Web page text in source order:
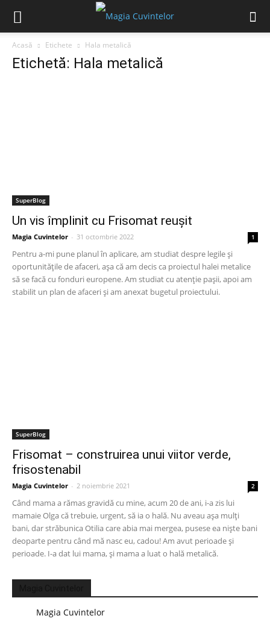
Acasă Etichete Hala metalică
Etichetă: Hala metalică
SuperBlog
Un vis împlinit cu Frisomat reușit
Magia Cuvintelor - 31 octombrie 2022 1
Pentru a-mi pune planul în aplicare, am studiat despre legile și
oportunitățile de afaceri, așa că am decis ca proiectul halei metalice
să se facă cu fonduri europene. Am studiat cu atenție pașii, apoi am
stabilit un plan de afaceri și am anexat bugetul proiectului.
SuperBlog
Frisomat – construirea unui viitor verde,
frisostenabil
Magia Cuvintelor - 2 noiembrie 2021 2
Când mama a rămas gravidă cu mine, acum 20 de ani, i-a zis lui
mamaie Olga că trebuie, urgent, să ia o hală. Nu aveau așa mulți
bani, dar străbunica Otilia care abia mai mergea, pusese ea niște bani
deoparte pentru când mă nasc eu, cadou! Am avut perioade și
perioade. I-a dat lui mama, și mama a luat o hală metalică.
Magia Cuvintelor